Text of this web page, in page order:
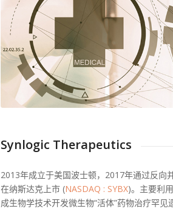
Synlogic Therapeutics
2013年成立于美国波士顿，2017年通过反向
在纳斯达克上市 (NASDAQ : SYBX)。主要利
成生物学技术开发微生物“活体”药物治疗罕见